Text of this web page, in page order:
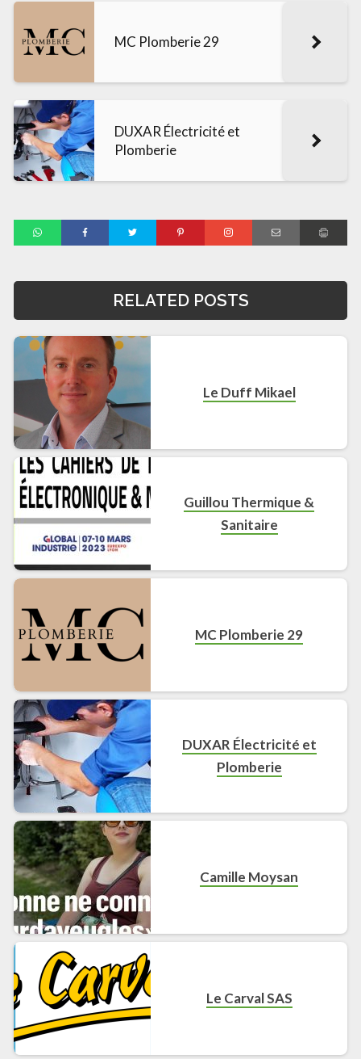
MC Plomberie 29
DUXAR Électricité et
Plomberie
RELATED POSTS
Le Duff Mikael
Guillou Thermique &
Sanitaire
MC Plomberie 29
DUXAR Électricité et
Plomberie
Camille Moysan
Le Carval SAS